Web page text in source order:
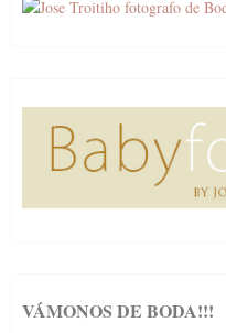
VÁMONOS DE BODA!!!